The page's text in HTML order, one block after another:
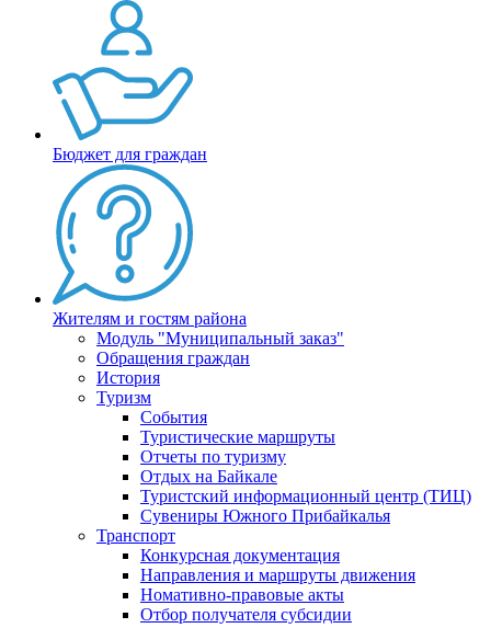
Бюджет для граждан
Жителям и гостям района
Модуль "Муниципальный заказ"
Обращения граждан
История
Туризм
События
Туристические маршруты
Отчеты по туризму
Отдых на Байкале
Туристский информационный центр (ТИЦ)
Сувениры Южного Прибайкалья
Транспорт
Конкурсная документация
Направления и маршруты движения
Номативно-правовые акты
Отбор получателя субсидии